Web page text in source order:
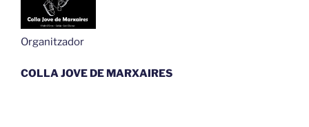
Organitzador
COLLA JOVE DE MARXAIRES